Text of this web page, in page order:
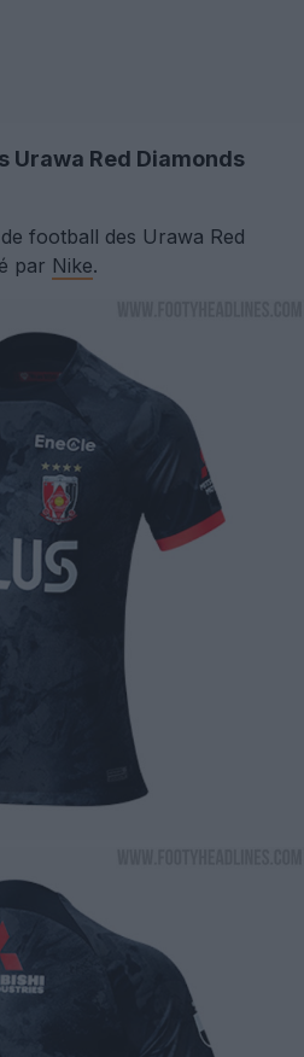
Urawa Red Diamonds
football des Urawa Red
par Nike.